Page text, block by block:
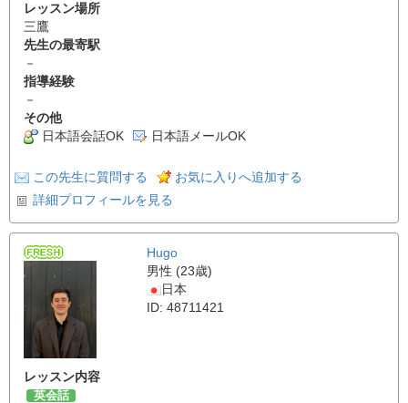
レッスン場所
三鷹
先生の最寄駅
－
指導経験
－
その他
日本語会話OK
日本語メールOK
この先生に質問する
お気に入りへ追加する
詳細プロフィールを見る
Hugo
男性 (23歳)
日本
ID: 48711421
レッスン内容
英会話